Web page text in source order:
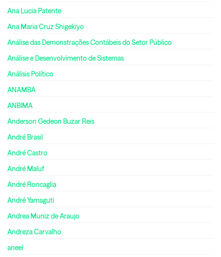
Ana Lucia Patente
Ana Maria Cruz Shigekiyo
Análise das Demonstrações Contábeis do Setor Público
Análise e Desenvolvimento de Sistemas
Análisis Político
ANAMBA
ANBIMA
Anderson Gedeon Buzar Reis
André Brasil
André Castro
André Maluf
André Roncaglia
André Yamaguti
Andrea Muniz de Araujo
Andreza Carvalho
aneel